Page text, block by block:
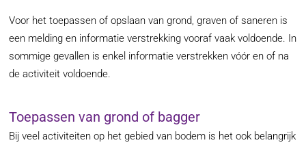
Voor het toepassen of opslaan van grond, graven of saneren is
een melding en informatie verstrekking vooraf vaak voldoende. In
sommige gevallen is enkel informatie verstrekken vóór en of na
de activiteit voldoende.
Toepassen van grond of bagger
Bij veel activiteiten op het gebied van bodem is het ook belangrijk